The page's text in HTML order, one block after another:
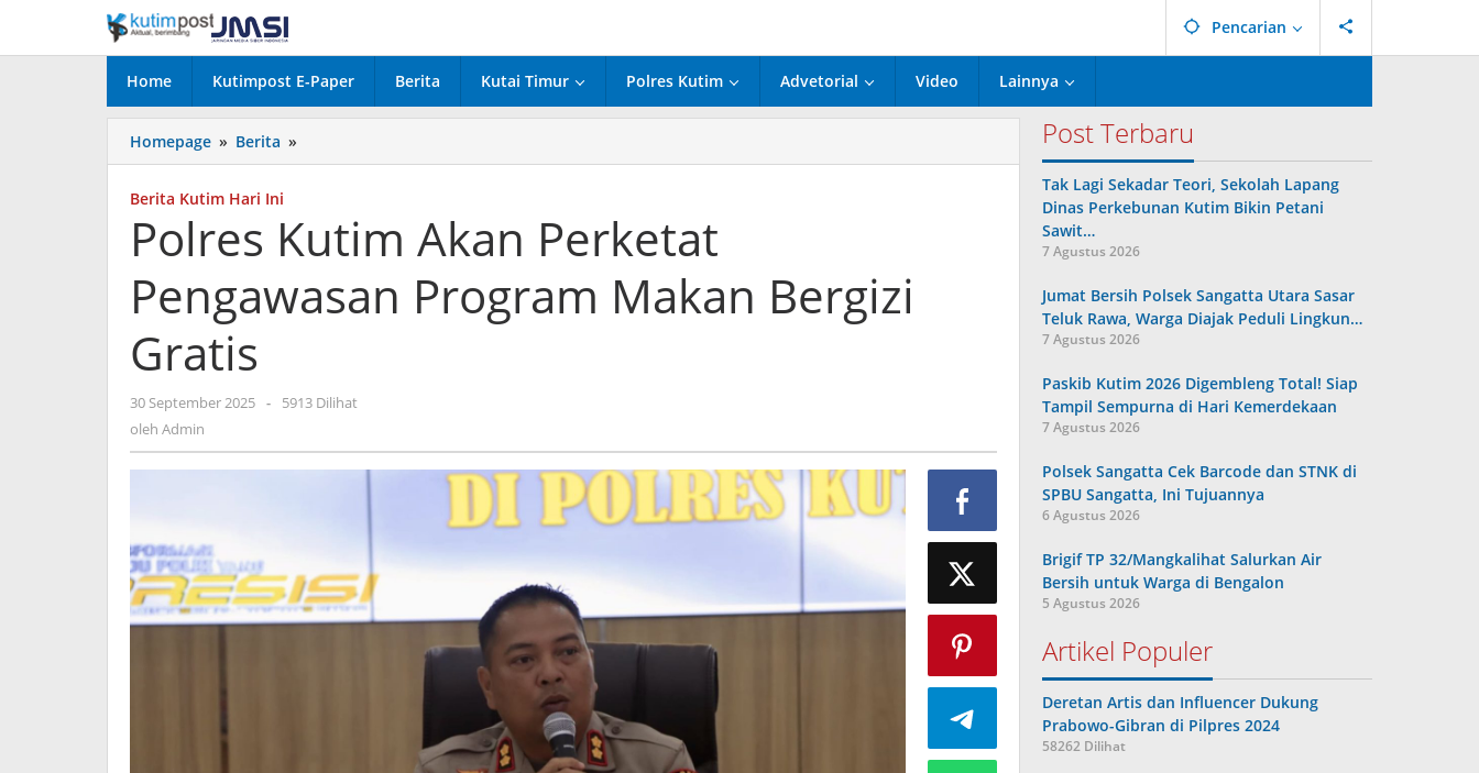
konten
Pencarian
Home Kutimpost E-Paper Berita Kutai Timur Polres Kutim Advetorial Video Lainnya
Homepage » Berita »
Kutim
Pengawasan
Program
Bergizi
Berita Kutim Hari Ini
Polres Kutim Akan Perketat
Pengawasan Program Makan Bergizi
Gratis
30 September 2025 oleh
-
5913 Dilihat
oleh Admin
Post Terbaru
Tak Lagi Sekadar Teori, Sekolah Lapang
Dinas Perkebunan Kutim Bikin Petani
Sawit…
7 Agustus 2026
Jumat Bersih Polsek Sangatta Utara Sasar
Teluk Rawa, Warga Diajak Peduli Lingkun…
7 Agustus 2026
Paskib Kutim 2026 Digembleng Total! Siap
Tampil Sempurna di Hari Kemerdekaan
7 Agustus 2026
Polsek Sangatta Cek Barcode dan STNK di
SPBU Sangatta, Ini Tujuannya
6 Agustus 2026
Brigif TP 32/Mangkalihat Salurkan Air
Bersih untuk Warga di Bengalon
5 Agustus 2026
Artikel Populer
Deretan Artis dan Influencer Dukung
Prabowo-Gibran di Pilpres 2024
58262 Dilihat